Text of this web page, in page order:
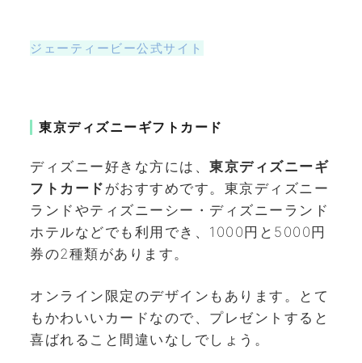
ジェーティービー公式サイト
東京ディズニーギフトカード
ディズニー好きな方には、 東京ディズニーギ
フトカード がおすすめです。東京ディズニー
ランドやティズニーシー・ディズニーランド
ホテルなどでも利用でき、1000円と5000円
券の2種類があります。
オンライン限定のデザインもあります。とて
もかわいいカードなので、プレゼントすると
喜ばれること間違いなしでしょう。